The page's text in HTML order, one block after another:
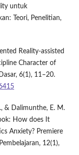
untuk
Teori, Penelitian,
Reality-assisted
Character of
6(1), 11–20.
& Dalimunthe, E. M.
How does It
Anxiety? Premiere
12(1),